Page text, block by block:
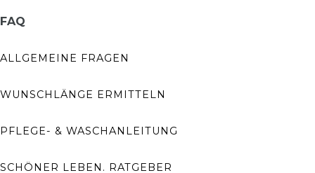
FAQ
ALLGEMEINE FRAGEN
WUNSCHLÄNGE ERMITTELN
PFLEGE- & WASCHANLEITUNG
SCHÖNER LEBEN. RATGEBER